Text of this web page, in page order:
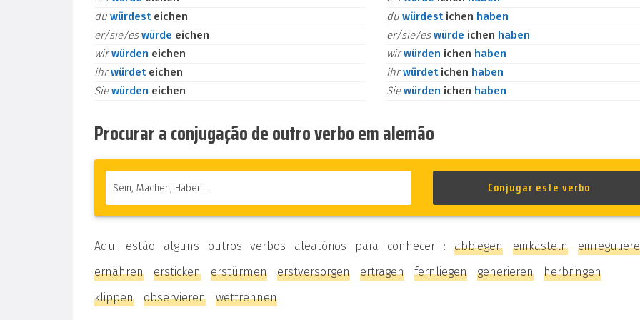
du würdest eichen
er/sie/eswürde eichen
wirwürden eichen
ihrwürdet eichen
Siewürden eichen
du würdest ichen haben
er/sie/eswürde ichen haben
wirwürden ichen haben
ihrwürdet ichen haben
Siewürden ichen haben
Procurar a conjugação de outro verbo em alemão
Aqui estão alguns outros verbos aleatórios para conhecer : abbiegen einkasteln
ernähren
ersticken erstürmen erstversorgen ertragen fernliegen generieren
herbringen
klippen
observieren wettrennen